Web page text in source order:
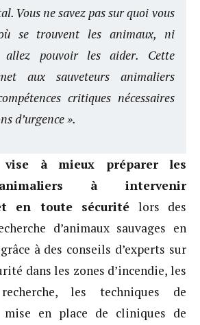
Vous ne savez pas sur quoi vous
se trouvent les animaux, ni
allez pouvoir les aider. Cette
aux sauveteurs animaliers
critiques nécessaires
d’urgence ».
à mieux préparer les
à intervenir
en toute sécurité lors des
d’animaux sauvages en
à des conseils d’experts sur
dans les zones d’incendie, les
les techniques de
mise en place de cliniques de